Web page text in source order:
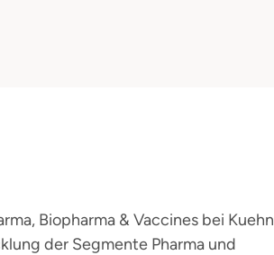
Biopharma & Vaccines bei
der Segmente Pharma und